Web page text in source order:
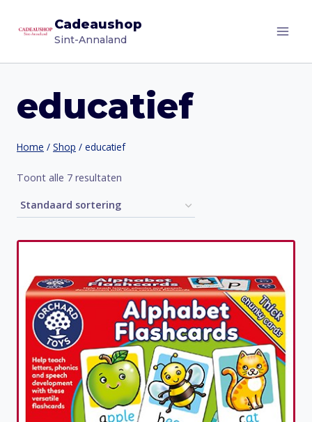
naar
Cadeaushop
Sint-Annaland
educatief
Home / Shop / educatief
Toont alle 7 resultaten